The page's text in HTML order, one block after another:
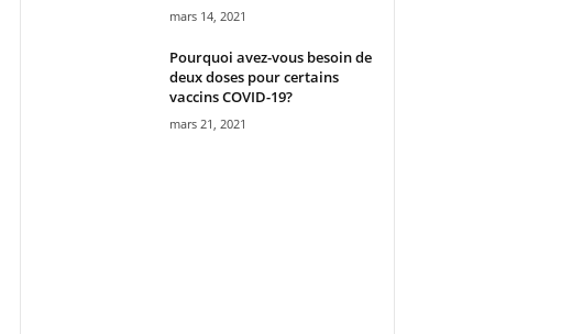
mars 14, 2021
Pourquoi avez-vous besoin de
deux doses pour certains
vaccins COVID-19?
mars 21, 2021